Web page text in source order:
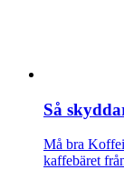
Så
Må bra
kaffebäret